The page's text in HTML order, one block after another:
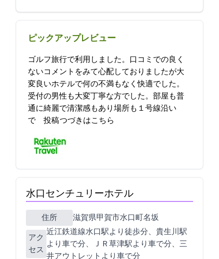
ピックアップレビュー
ゴルフ旅行で利用しました。口コミでの良く
ないコメントをみて心配しておりましたが大
変良いホテルで何の不満もなく快適でした。
受付の男性も大変丁寧な方でした。部屋も普
通に綺麗で清潔感もあり場所も１号線沿い
で… 2021-07-25 18:37:02投稿つづきはこちら
水口センチュリーホテル
住所 滋賀県甲賀市水口町名坂170-1
アク
セス
近江鉄道線水口駅より徒歩15分、JR貴生川駅
より車で10分、ＪＲ草津駅より車で35分、三
井アウトレットより車で20分